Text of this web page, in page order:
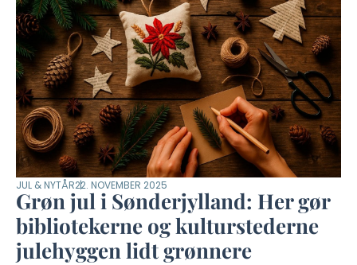
JUL & NYTÅR22. NOVEMBER 2025
Grøn jul i Sønderjylland: Her gør
bibliotekerne og kulturstederne
julehyggen lidt grønnere